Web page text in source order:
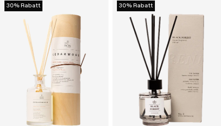
30% Rabatt 30% Rabatt